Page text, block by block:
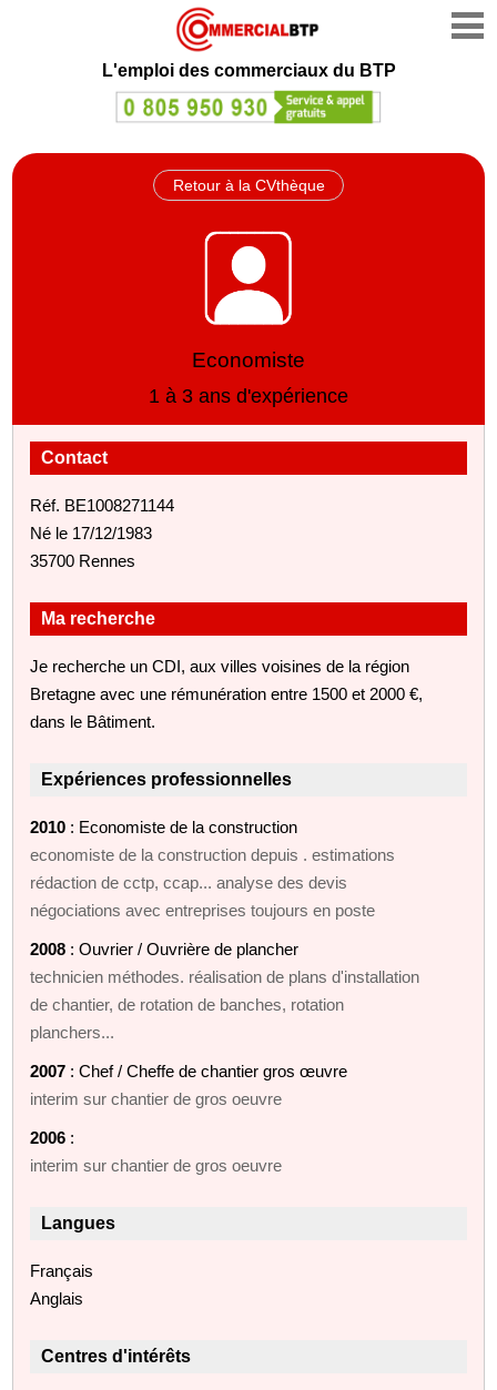
L'emploi des commerciaux du BTP
Retour à la CVthèque
Economiste
1 à 3 ans d'expérience
Contact
Réf. BE1008271144
Né le 17/12/1983
35700 Rennes
Ma recherche
Je recherche un CDI, aux villes voisines de la région
Bretagne avec une rémunération entre 1500 et 2000 €,
dans le Bâtiment.
Expériences professionnelles
2010 : Economiste de la construction
economiste de la construction depuis . estimations
rédaction de cctp, ccap... analyse des devis
négociations avec entreprises toujours en poste
2008 : Ouvrier / Ouvrière de plancher
technicien méthodes. réalisation de plans d'installation
de chantier, de rotation de banches, rotation
planchers...
2007 : Chef / Cheffe de chantier gros œuvre
interim sur chantier de gros oeuvre
2006 :
interim sur chantier de gros oeuvre
Langues
Français
Anglais
Centres d'intérêts